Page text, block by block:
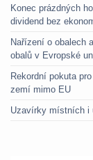
Konec prázdných
dividend bez
Nařízení o obalech
obalů v Evropské
Rekordní pokuta
zemí mimo EU
Uzavírky místních i